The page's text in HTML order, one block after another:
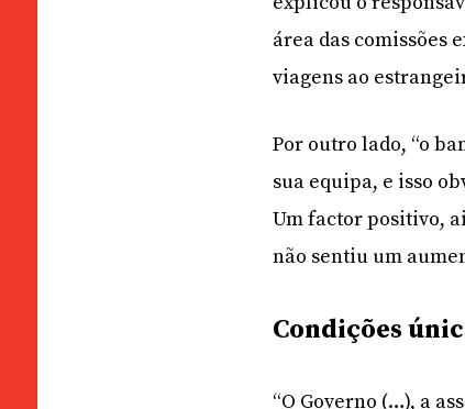
área das comissões
viagens ao
Por outro lado, “o
sua equipa, e isso
Um factor positivo,
não sentiu um
Condições
“O Governo (…), a